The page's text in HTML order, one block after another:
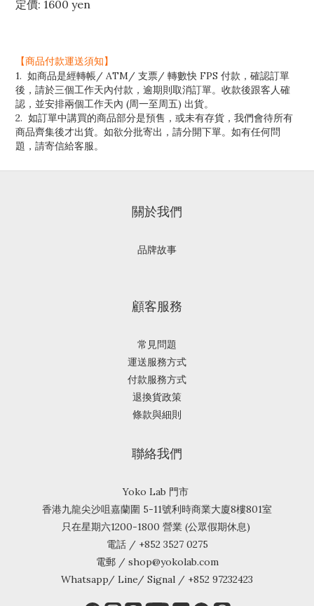
定價: 1600 yen
【商品付款運送須知】
1. 如商品是經轉帳/ ATM/ 支票/ 轉數快 FPS 付款，確認訂單
後，請於三個工作天內付款，逾期則取消訂單。收款後跟客人確
認，並安排兩個工作天內 (周一至周五) 出貨。
2. 如訂單中講買的商品部分是預售，或未有存貨，我們會待所有
商品齊集後才出貨。如欲分批寄出，請分開下單。如有任何問
題，請寄信給客服。
關於我們
品牌故事
顧客服務
常見問題
運送服務方式
付款服務方式
退換貨政策
條款與細則
聯絡我們
Yoko Lab 門市
香港九龍尖沙咀嘉蘭圍 5-11號利時商業大廈8樓801室
只在星期六1200-1800 營業 (公眾假期休息)
電話 / +852 3527 0275
電郵 / shop@yokolab.com
Whatsapp/ Line/ Signal / +852 97232423